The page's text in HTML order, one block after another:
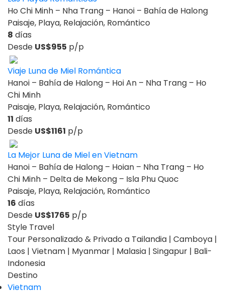
Ho Chi Minh – Nha Trang – Hanoi – Bahía de Halong
Paisaje, Playa, Relajación, Romántico
8 días
Desde US$955 p/p
Viaje Luna de Miel Romántica
Hanoi – Bahía de Halong – Hoi An – Nha Trang – Ho
Chi Minh
Paisaje, Playa, Relajación, Romántico
11 días
Desde US$1161 p/p
La Mejor Luna de Miel en Vietnam
Hanoi – Bahía de Halong – Hoian – Nha Trang – Ho
Chi Minh – Delta de Mekong – Isla Phu Quoc
Paisaje, Playa, Relajación, Romántico
16 días
Desde US$1765 p/p
Style Travel
Tour Personalizado & Privado a Tailandia | Camboya |
Laos | Vietnam | Myanmar | Malasia | Singapur | Bali-
Indonesia
Destino
Vietnam